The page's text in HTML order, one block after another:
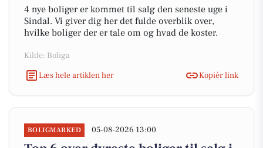
4 nye boliger er kommet til salg den seneste uge i
Sindal. Vi giver dig her det fulde overblik over,
hvilke boliger der er tale om og hvad de koster.
Kilde: Boliga
Læs hele artiklen her
Kopiér link
BOLIGMARKED 05-08-2026 13:00